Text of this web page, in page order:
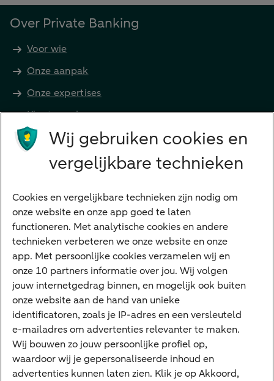
Over Private Banking
Voor wie
Onze aanpak
Onze expertises
Klant worden
Producten
Betalen
Sparen
Meest gezocht
Jaaroverzicht
Machtiging
E.dentifier
Deposito
Uw situatie
Maatwerk in beleggen
Wij gebruiken cookies en
vergelijkbare technieken
Cookies en vergelijkbare technieken zijn nodig om
onze website en onze app goed te laten
functioneren. Met analytische cookies en andere
technieken verbeteren we onze website en onze
app. Met persoonlijke cookies verzamelen wij en
onze 10 partners informatie over jou. Wij volgen
jouw internetgedrag binnen, en mogelijk ook buiten
onze website aan de hand van unieke
identificatoren, zoals je IP-adres en een versleuteld
e-mailadres om advertenties relevanter te maken.
Wij bouwen zo jouw persoonlijke profiel op,
waardoor wij je gepersonaliseerde inhoud en
advertenties kunnen laten zien. Klik je op Akkoord,